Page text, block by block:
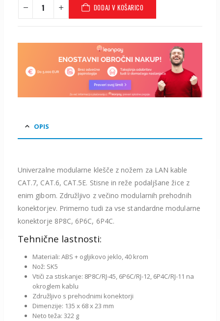
DODAJ V KOŠARICO
OPIS
Univerzalne modularne klešče z nožem za LAN kable
CAT.7, CAT.6, CAT.5E. Stisne in reže podaljšane žice z
enim gibom. Združljivo z večino modularnih prehodnih
konektorjev. Primerno tudi za vse standardne modularne
konektorje 8P8C, 6P6C, 6P4C.
Tehnične lastnosti:
Materiali: ABS + ogljikovo jeklo, 40 krom
Nož: SK5
Vtiči za stiskanje: 8P8C/RJ-45, 6P6C/RJ-12, 6P4C/RJ-11 na
okroglem kablu
Združljivo s prehodnimi konektorji
Dimenzije: 135 x 68 x 23 mm
Neto teža: 322 g